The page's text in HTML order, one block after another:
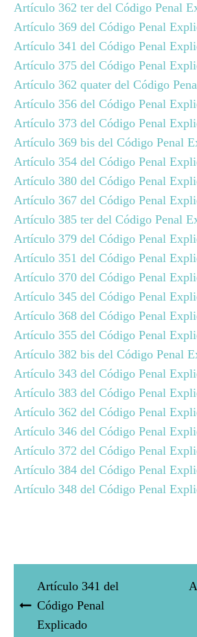
Artículo 362 ter del Código Penal
Artículo 369 del Código Penal
Artículo 341 del Código Penal
Artículo 375 del Código Penal
Artículo 362 quater del Código
Artículo 356 del Código Penal
Artículo 373 del Código Penal
Artículo 369 bis del Código Penal
Artículo 354 del Código Penal
Artículo 380 del Código Penal
Artículo 367 del Código Penal
Artículo 385 ter del Código Penal
Artículo 379 del Código Penal
Artículo 351 del Código Penal
Artículo 370 del Código Penal
Artículo 345 del Código Penal
Artículo 368 del Código Penal
Artículo 355 del Código Penal
Artículo 382 bis del Código Penal
Artículo 343 del Código Penal
Artículo 383 del Código Penal
Artículo 362 del Código Penal
Artículo 346 del Código Penal
Artículo 372 del Código Penal
Artículo 384 del Código Penal
Artículo 348 del Código Penal
Artículo 341 del
Código Penal
Explicado